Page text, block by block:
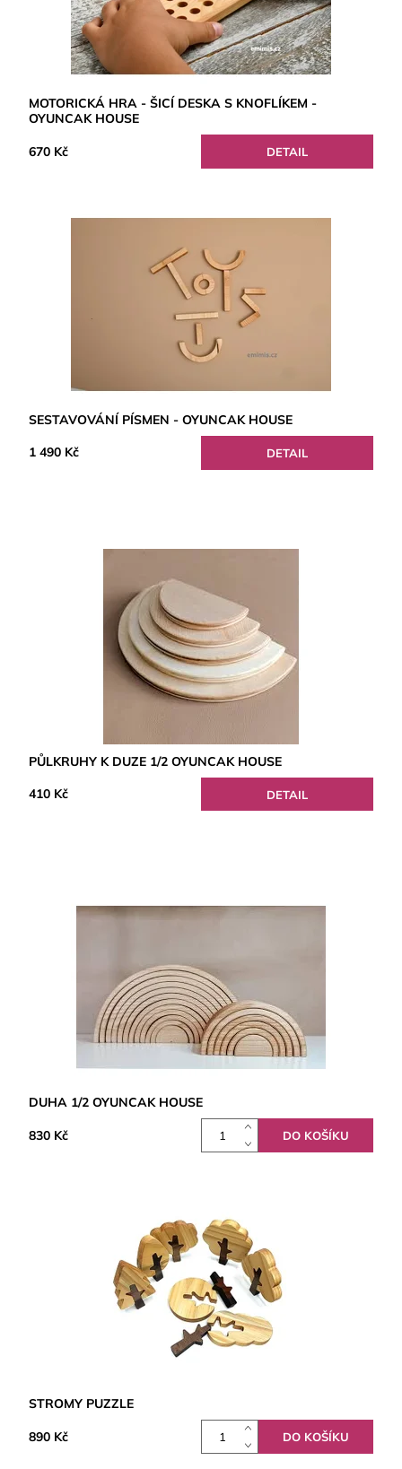
MOTORICKÁ HRA - ŠICÍ DESKA S KNOFLÍKEM -
OYUNCAK HOUSE
670 Kč DETAIL
SESTAVOVÁNÍ PÍSMEN - OYUNCAK HOUSE
1 490 Kč DETAIL
PŮLKRUHY K DUZE 1/2 OYUNCAK HOUSE
410 Kč DETAIL
DUHA 1/2 OYUNCAK HOUSE
830 Kč
STROMY PUZZLE
890 Kč